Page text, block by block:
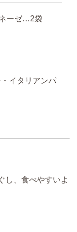
ーゼ…2袋
イタリアンパ
し、食べやすいよ